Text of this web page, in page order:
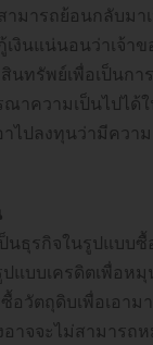
มารถย้อนกลับมา
เงินแน่นอนว่าเจ้า
นทรัพย์เพื่อเป็นกา
าความเป็นไปได้
าไปลงทุนว่ามีควา
นธุรกิจในรูปแบบ
ปแบบเครดิตเพื่อหมุ
อวัตถุดิบเพื่อเอาม
าจจะไม่สามารถ